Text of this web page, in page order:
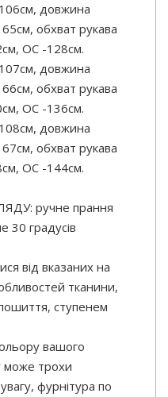
довжина
обхват рукава
OC -128см.
довжина
обхват рукава
OC -136см.
довжина
обхват рукава
OC -144см.
ручне прання
30 градусів
від вказаних на
тканини,
ступенем
вашого
може трохи
фурнітура по